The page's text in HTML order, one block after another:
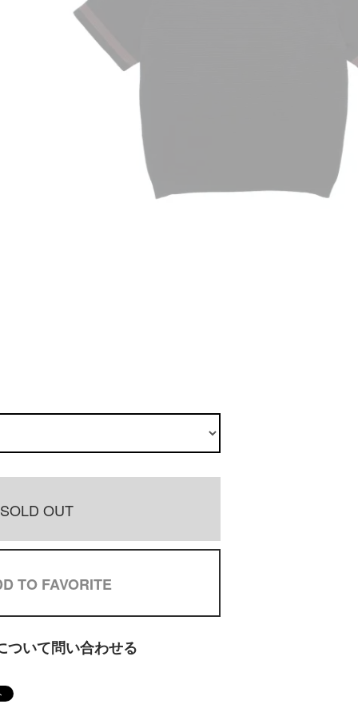
SOLD OUT
TO FAVORITE
ついて問い合わせる